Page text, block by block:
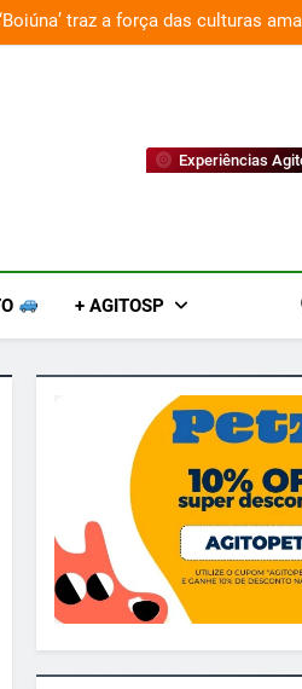
traz a força das culturas
Experiências
+ AGITOSP